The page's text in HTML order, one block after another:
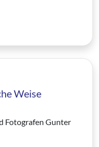
Weise
Fotografen Gunter